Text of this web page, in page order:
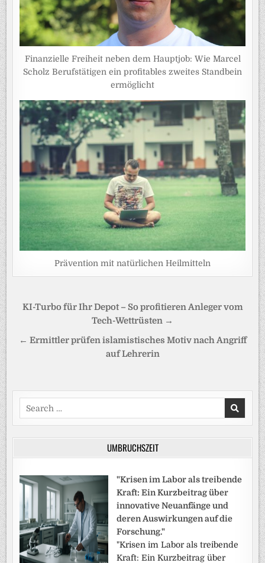
Finanzielle Freiheit neben dem Hauptjob: Wie Marcel
Scholz Berufstätigen ein profitables zweites Standbein
ermöglicht
Prävention mit natürlichen Heilmitteln
Beitragsnavigation
KI-Turbo für Ihr Depot – So profitieren Anleger vom
Tech-Wettrüsten →
← Ermittler prüfen islamistisches Motiv nach Angriff
auf Lehrerin
Search
for:
UMBRUCHSZEIT
"Krisen im Labor als treibende
Kraft: Ein Kurzbeitrag über
innovative Neuanfänge und
deren Auswirkungen auf die
Forschung."
"Krisen im Labor als treibende
Kraft: Ein Kurzbeitrag über